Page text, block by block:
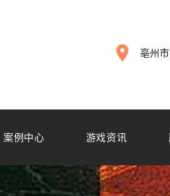
亳州
案例中心 游戏资讯